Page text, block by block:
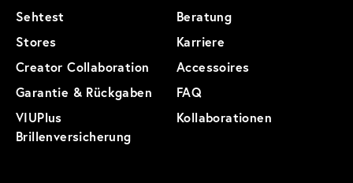
Sehtest
Beratung
Stores
Karriere
Creator Collaboration
Accessoires
Garantie & Rückgaben
FAQ
VIUPlus
Brillenversicherung
Kollaborationen